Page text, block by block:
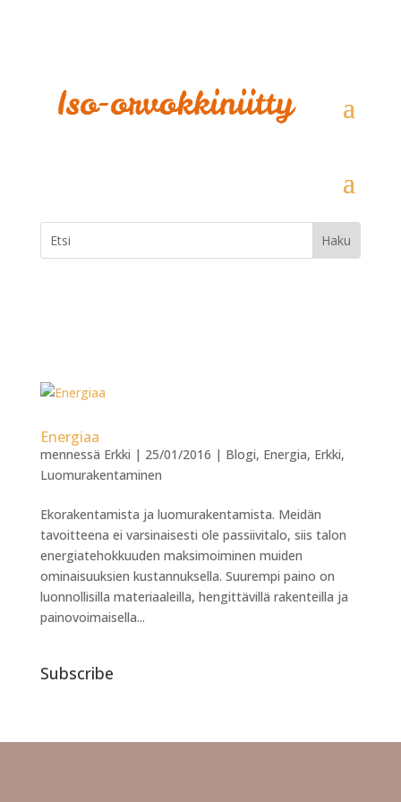
Energiaa
mennessä Erkki | 25/01/2016 | Blogi, Energia, Erkki,
Luomurakentaminen
Ekorakentamista ja luomurakentamista. Meidän
tavoitteena ei varsinaisesti ole passiivitalo, siis talon
energiatehokkuuden maksimoiminen muiden
ominaisuuksien kustannuksella. Suurempi paino on
luonnollisilla materiaaleilla, hengittävillä rakenteilla ja
painovoimaisella...
Subscribe